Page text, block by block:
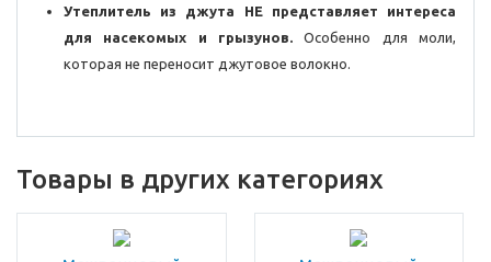
Утеплитель из джута НЕ представляет интереса
для насекомых и грызунов. Особенно для моли,
которая не переносит джутовое волокно.
Товары в других категориях